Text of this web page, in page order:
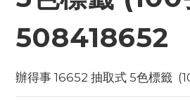
508418652
辦得事 16652 抽取式 5色標籤